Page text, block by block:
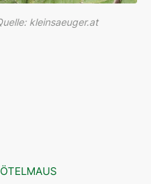
kleinsaeuger.at